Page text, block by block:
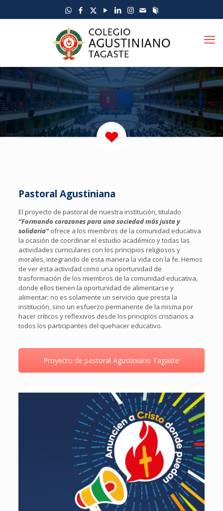
Pastoral Agustiniana
El proyecto de pastoral de nuestra institución, titulado
“Formando corazones para una sociedad más justa y
solidaria”ofrece a los miembros de la comunidad educativa
la ocasión de coordinar el estudio académico y todas las
actividades curriculares con los principios religiosos y
morales, integrando de esta manera la vida con la fe. Hemos
de ver esta actividad como una oportunidad de
trasformación de los miembros de la comunidad educativa,
donde ellos tienen la oportunidad de alimentarse y
alimentar; no es solamente un servicio que presta la
institución, sino un esfuerzo permanente de la misma por
hacer críticos y reflexivos desde los principios cristianos a
todos los participantes del quehacer educativo.
Proyecto de pastoral Agustiniano Tagaste